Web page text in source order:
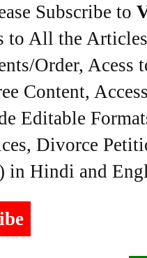
Subscribe to
to All the
Order, Acess
Content,
Editable
Divorce
in Hindi and